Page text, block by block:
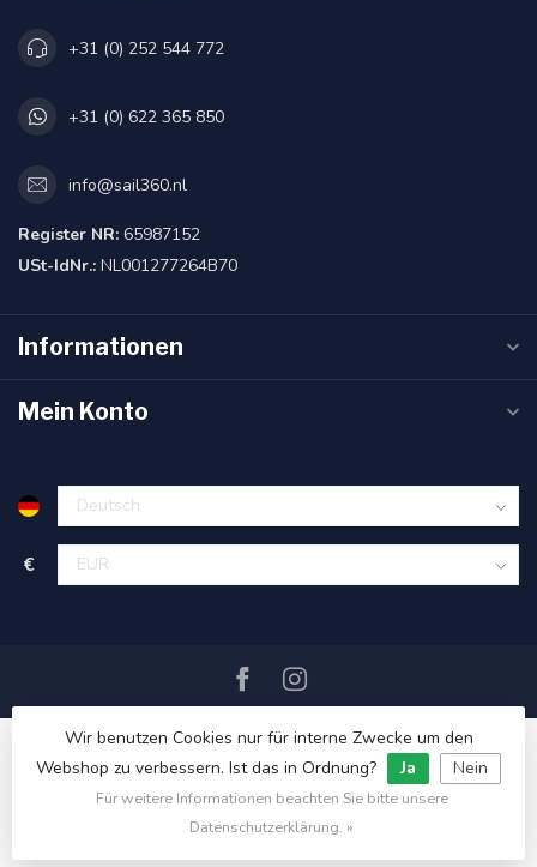
+31 (0) 252 544 772
+31 (0) 622 365 850
info@sail360.nl
Register NR: 65987152
USt-IdNr.: NL001277264B70
Informationen
Mein Konto
€
© Copyright 2026 SAIL360 watersport and boat equipment
Wir benutzen Cookies nur für interne Zwecke um den
Webshop zu verbessern. Ist das in Ordnung?
Ja Nein
Für weitere Informationen beachten Sie bitte unsere
Datenschutzerklärung. »